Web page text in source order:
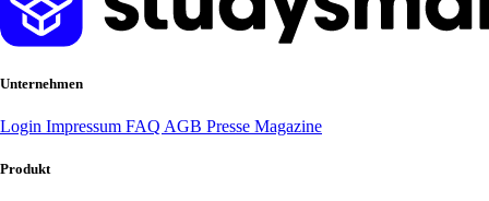
Unternehmen
Login Impressum FAQ AGB Presse Magazine
Produkt